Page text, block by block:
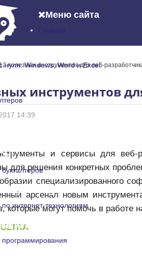
Меню сайта
нуля: Windows, Word и Excel
бухгалтеров
интернет-технологиям
по интернет-технологиям
программирования
полезных инструментов для веб-
инструментов
14:39
и сервисы для веб-
для решения конкретных
специализированного
арсенал новым
которые могут помочь в